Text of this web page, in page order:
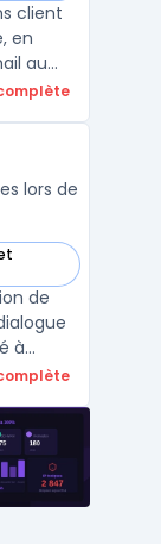
client
en
au
lors de
de
à
de